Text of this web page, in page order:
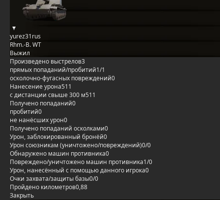
yurez31rus
Rhm.-B. WT
Выжил
Произведено выстрелов3
прямых попаданий/пробитий1/1
осколочно-фугасных повреждений0
Нанесение урона511
с дистанции свыше 300 м511
Получено попаданий0
пробитий0
не нанёсших урон0
Получено попаданий осколками0
Урон, заблокированный бронёй0
Урон союзникам (уничтожено/повреждений)0/0
Обнаружено машин противника0
Повреждено/уничтожено машин противника1/0
Урон, нанесённый с помощью данного игрока0
Очки захвата/защиты базы0/0
Пройдено километров0,88
Закрыть